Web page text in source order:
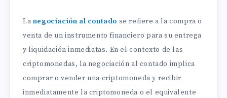
La negociación al contado se refiere a la compra o
venta de un instrumento financiero para su entrega
y liquidación inmediatas. En el contexto de las
criptomonedas, la negociación al contado implica
comprar o vender una criptomoneda y recibir
inmediatamente la criptomoneda o el equivalente